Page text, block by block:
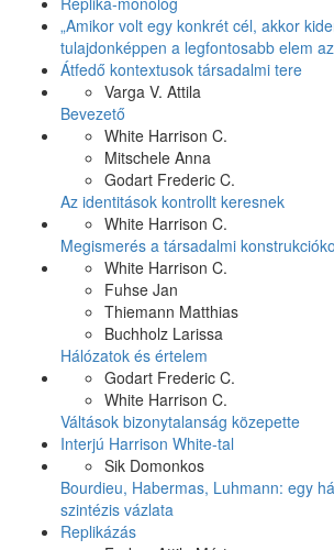
„Amikor volt egy konkrét cél, akkor
tulajdonképpen a legfontosabb elem
Átfedő kontextusok társadalmi tere
Varga V. Attila
Bevezető
White Harrison C.
Mitschele Anna
Godart Frederic C.
Az identitások kontrollt keresnek
White Harrison C.
Megismerés a társadalmi
White Harrison C.
Fuhse Jan
Thiemann Matthias
Buchholz Larissa
Hálózatok és értelem
Godart Frederic C.
White Harrison C.
Váltások bizonytalanság közepette
Interjú Harrison White-tal
Sik Domonkos
Bourdieu, Habermas, Luhmann: egy
szintézis vázlata
Replikázás